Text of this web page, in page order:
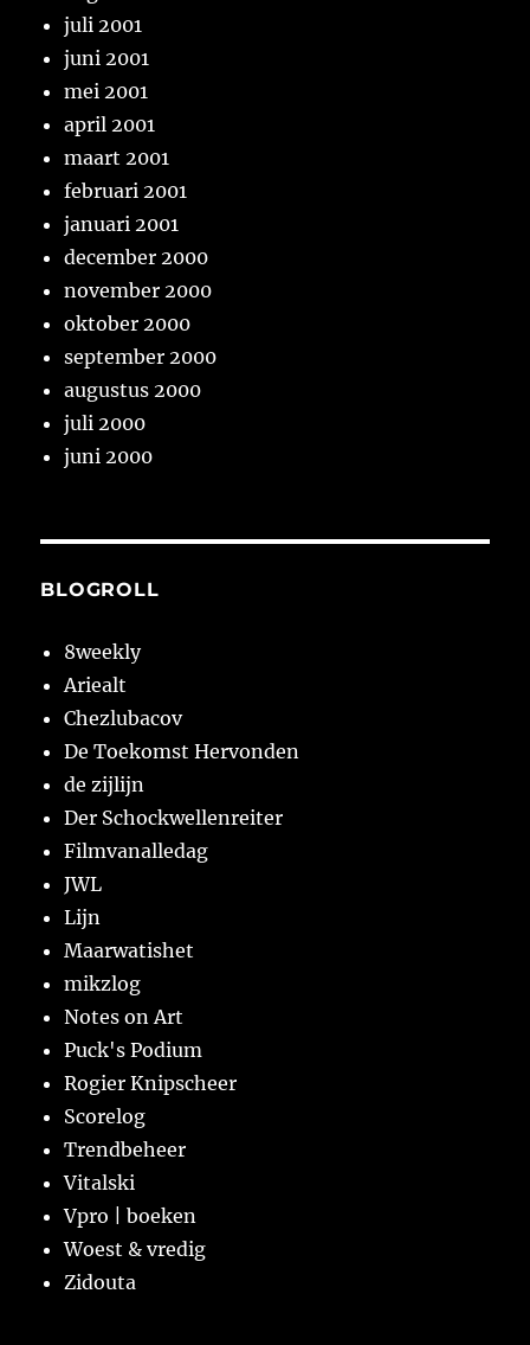
juli 2001
juni 2001
mei 2001
april 2001
maart 2001
februari 2001
januari 2001
december 2000
november 2000
oktober 2000
september 2000
augustus 2000
juli 2000
juni 2000
BLOGROLL
8weekly
Ariealt
Chezlubacov
De Toekomst Hervonden
de zijlijn
Der Schockwellenreiter
Filmvanalledag
JWL
Lijn
Maarwatishet
mikzlog
Notes on Art
Puck's Podium
Rogier Knipscheer
Scorelog
Trendbeheer
Vitalski
Vpro | boeken
Woest & vredig
Zidouta